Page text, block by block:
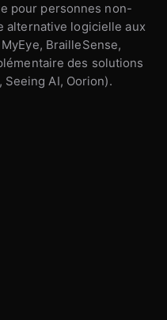
pour personnes non-
alternative logicielle aux
BrailleSense,
des solutions
Seeing AI, Oorion).